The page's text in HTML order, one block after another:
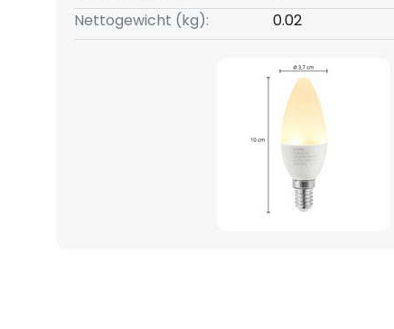
Nettogewicht (kg):
0.02